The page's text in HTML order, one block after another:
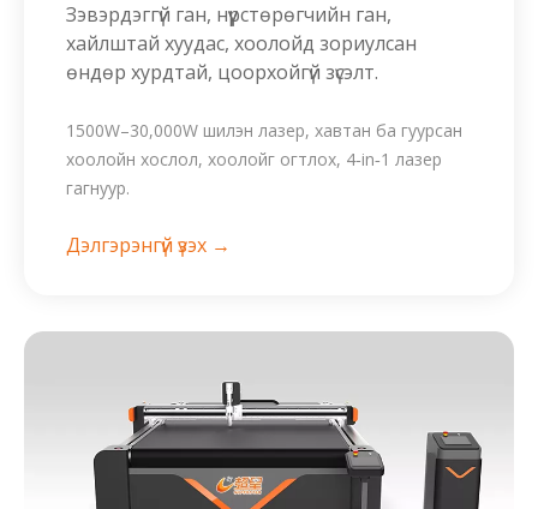
Зэвэрдэггүй ган, нүүрстөрөгчийн ган,
хайлштай хуудас, хоолойд зориулсан
өндөр хурдтай, цоорхойгүй зүсэлт.
1500W–30,000W шилэн лазер, хавтан ба гуурсан
хоолойн хослол, хоолойг огтлох, 4‑in‑1 лазер
гагнуур.
Дэлгэрэнгүй үзэх →